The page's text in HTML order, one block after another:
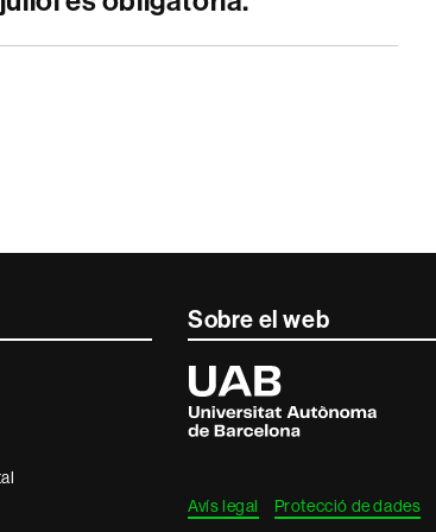
Sobre el web
Universitat
Autònoma
de
Barcelona
Avís legal Protecció de dades